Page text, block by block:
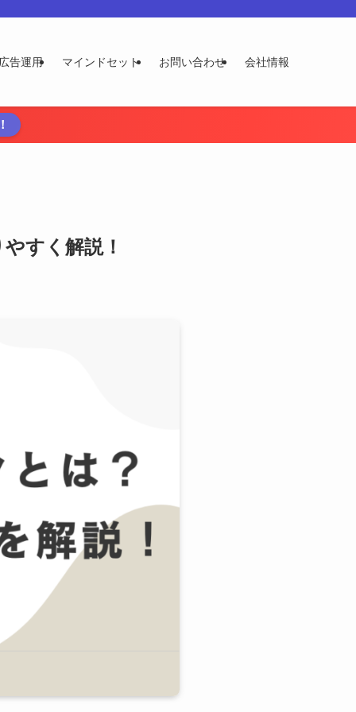
告運用 マインドセット お問い合わせ 会社情報
すく解説！